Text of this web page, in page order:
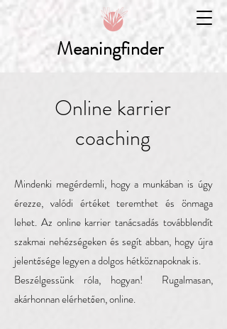
Meaningfinder
Online karrier
coaching
Mindenki megérdemli, hogy a munkában is úgy
érezze, valódi értéket teremthet és önmaga
lehet. Az online karrier tanácsadás továbblendít
szakmai nehézségeken és segít abban, hogy újra
jelentősége legyen a dolgos hétköznapoknak is.
Beszélgessünk róla, hogyan! Rugalmasan,
akárhonnan elérhetően, online.